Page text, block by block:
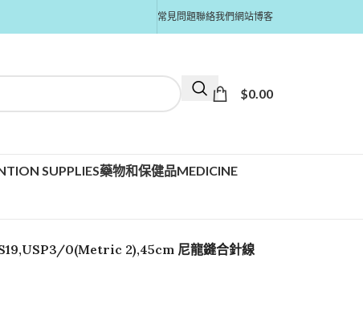
常見問題聯絡我們網站博客
$0.00
SUPPLIES藥物和保健品MEDICINE
0(Metric 2),45cm 尼龍鏠合針線